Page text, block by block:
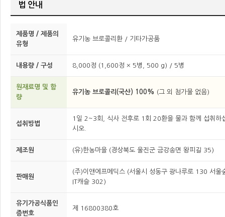
법 안내
제품명 / 제품의
유형
유기농 브로콜리환 / 기타가공품
내용량 / 구성 8,000정 (1,600정 × 5병, 500 g) / 5병
원재료명 및 함
량
유기농 브로콜리(국산) 100% (그 외 첨가물 없음)
섭취방법
1일 2~3회, 식사 전후로 1회 20환을 물과 함께 섭취하
시오.
제조원 (유)한농마을 (경상북도 울진군 금강송면 왕피길 35)
판매원
(주)이앤에프메딕스 (서울시 성동구 광나루로 130 서울
IT캐슬 302)
유기가공식품인
증번호
제 16800380호